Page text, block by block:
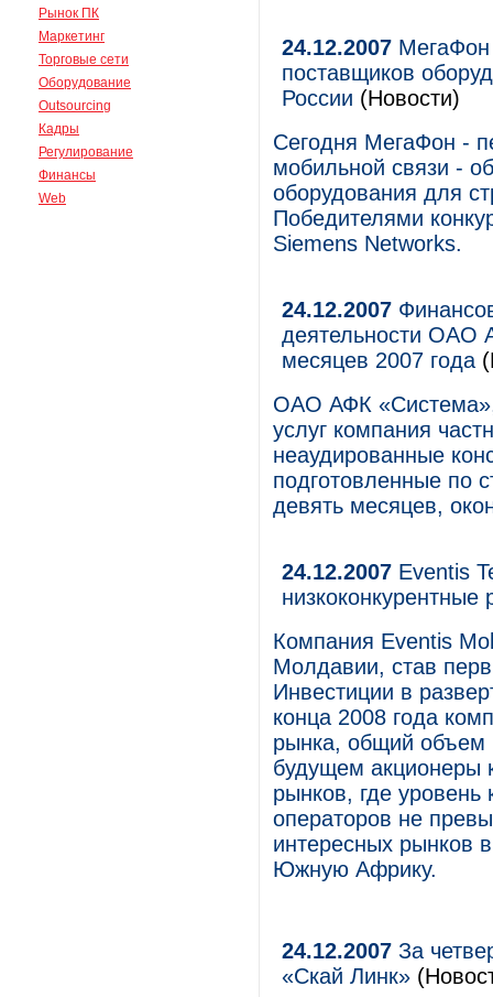
Рынок ПК
Маркетинг
Торговые сети
Оборудование
Outsourcing
Кадры
Регулирование
Финансы
Web
24.12.2007 МегаФон
поставщиков
России (Новости)
Сегодня МегаФон -
мобильной связи -
оборудования для
Победителями
Siemens Networks.
24.12.2007
деятельности ОАО
месяцев 2007 года
ОАО АФК «Система»,
услуг компания
неаудированные
подготовленные по
девять месяцев,
24.12.2007 Eventis
низкоконкурентные
Компания Eventis
Молдавии, став
Инвестиции в
конца 2008 года
рынка, общий объем
будущем акционеры
рынков, где уровень
операторов не
интересных рынков
Южную Африку.
24.12.2007 За
«Скай Линк»